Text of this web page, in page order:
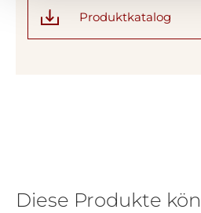
Produktkatalog
Diese Produkte